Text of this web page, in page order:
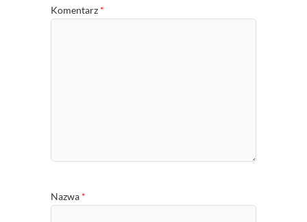
Komentarz *
Nazwa *